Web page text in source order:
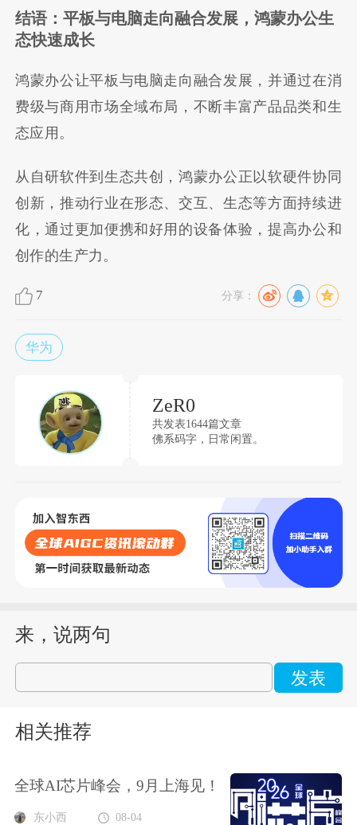
结语：平板与电脑走向融合发展，鸿蒙办公生
态快速成长
鸿蒙办公让平板与电脑走向融合发展，并通过在消
费级与商用市场全域布局，不断丰富产品品类和生
态应用。
从自研软件到生态共创，鸿蒙办公正以软硬件协同
创新，推动行业在形态、交互、生态等方面持续进
化，通过更加便携和好用的设备体验，提高办公和
创作的生产力。
7 分享：
华为
ZeR0
共发表1644篇文章
佛系码字，日常闲置。
来，说两句
发表
相关推荐
全球AI芯片峰会，9月上海见！
东小西 08-04